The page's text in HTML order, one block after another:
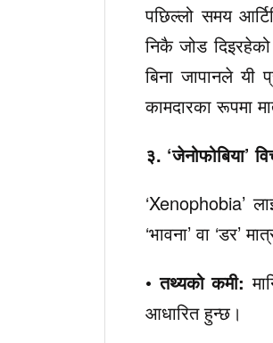
पछिल्लो समय
निकै जोड
बिना जापानले यी
कामदारका रूपमा
३. ‘जेनोफोबिया’
‘Xenophobia’
‘भावना’ वा ‘डर’
•तथ्यको कमी:
आधारित हुन्छ।